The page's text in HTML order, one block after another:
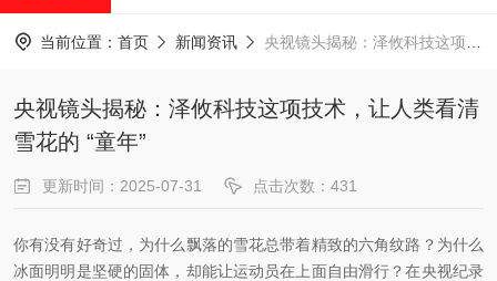
当前位置： 首页 新闻资讯 央视镜头揭秘：泽攸科技这项技术，让人类看清雪花的 “童年”
央视镜头揭秘：泽攸科技这项技术，让人类看清
雪花的 “童年”
更新时间：2025-07-31 点击次数：431
你有没有好奇过，为什么飘落的雪花总带着精致的六角纹路？为什么
冰面明明是坚硬的固体，却能让运动员在上面自由滑行？在央视纪录